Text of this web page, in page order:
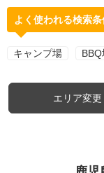
よく使われる検索条
キャンプ場
エリア変更